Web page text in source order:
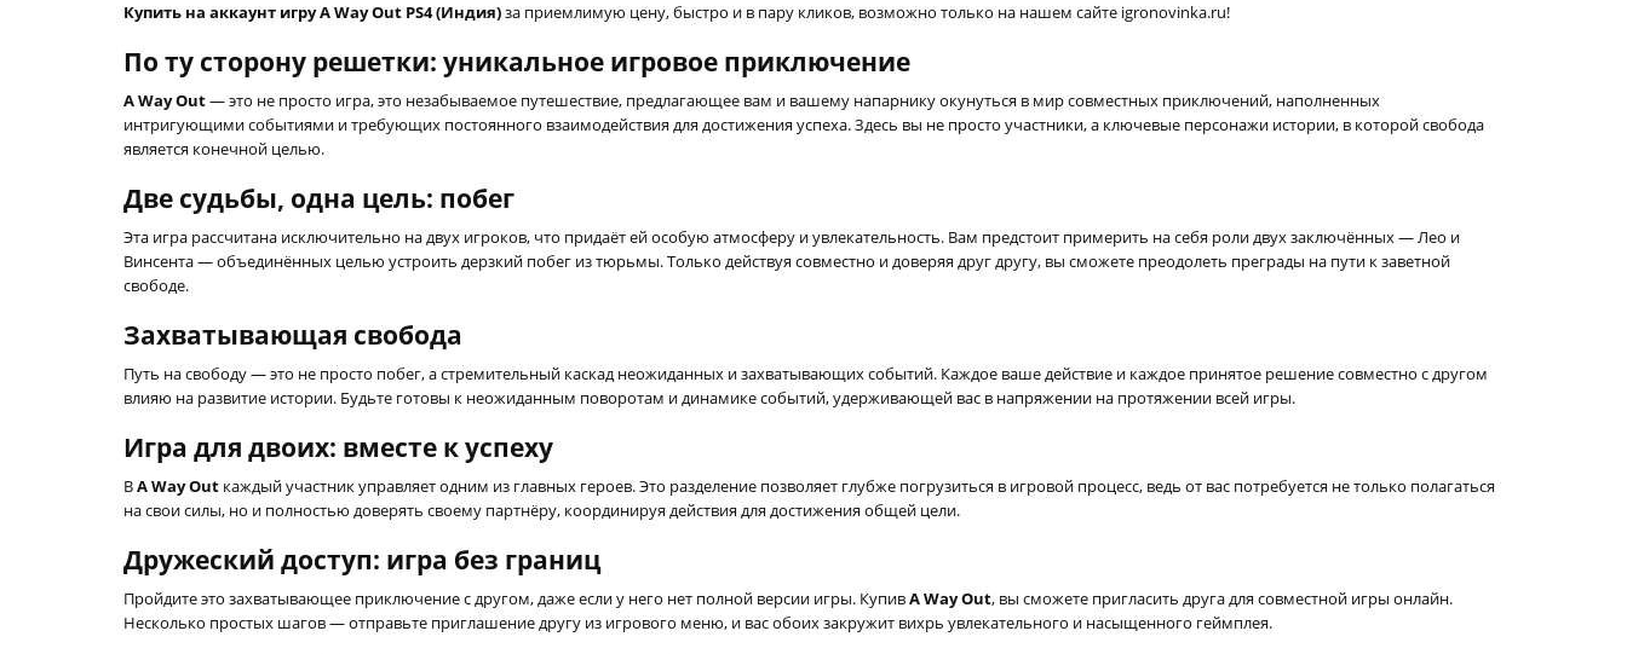
Купить на аккаунт игру A Way Out PS4 (Индия)за приемлимую цену, быстро и в пару кликов, возможно только на нашем сайте igronovinka.ru!
По ту сторону решетки: уникальное игровое приключение
A Way Out— это не просто игра, это незабываемое путешествие, предлагающее вам и вашему напарнику окунуться в мир совместных приключений, наполненных
интригующими событиями и требующих постоянного взаимодействия для достижения успеха. Здесь вы не просто участники, а ключевые персонажи истории, в которой свобода
является конечной целью.
Две судьбы, одна цель: побег
Эта игра рассчитана исключительно на двух игроков, что придаёт ей особую атмосферу и увлекательность. Вам предстоит примерить на себя роли двух заключённых — Лео и
Винсента — объединённых целью устроить дерзкий побег из тюрьмы. Только действуя совместно и доверяя друг другу, вы сможете преодолеть преграды на пути к заветной
свободе.
Захватывающая свобода
Путь на свободу — это не просто побег, а стремительный каскад неожиданных и захватывающих событий. Каждое ваше действие и каждое принятое решение совместно с другом
влияю на развитие истории. Будьте готовы к неожиданным поворотам и динамике событий, удерживающей вас в напряжении на протяжении всей игры.
Игра для двоих: вместе к успеху
ВA Way Out каждый участник управляет одним из главных героев. Это разделение позволяет глубже погрузиться в игровой процесс, ведь от вас потребуется не только полагаться
на свои силы, но и полностью доверять своему партнёру, координируя действия для достижения общей цели.
Дружеский доступ: игра без границ
Пройдите это захватывающее приключение с другом, даже если у него нет полной версии игры. КупивA Way Out, вы сможете пригласить друга для совместной игры онлайн.
Несколько простых шагов — отправьте приглашение другу из игрового меню, и вас обоих закружит вихрь увлекательного и насыщенного геймплея.